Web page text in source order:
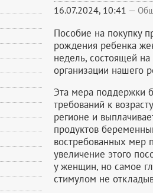
16.07.2024, 10:41 —
Пособие на покупку
рождения ребенка
недель, состоящей
организации нашего
Эта мера поддержки
требований к
регионе и
продуктов
востребованных мер
увеличение этого
у женщин, но самое
стимулом не